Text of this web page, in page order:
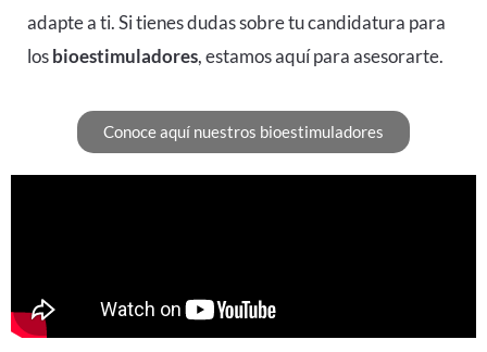
adapte a ti. Si tienes dudas sobre tu candidatura para
losbioestimuladores, estamos aquí para asesorarte.
Conoce aquí nuestros bioestimuladores